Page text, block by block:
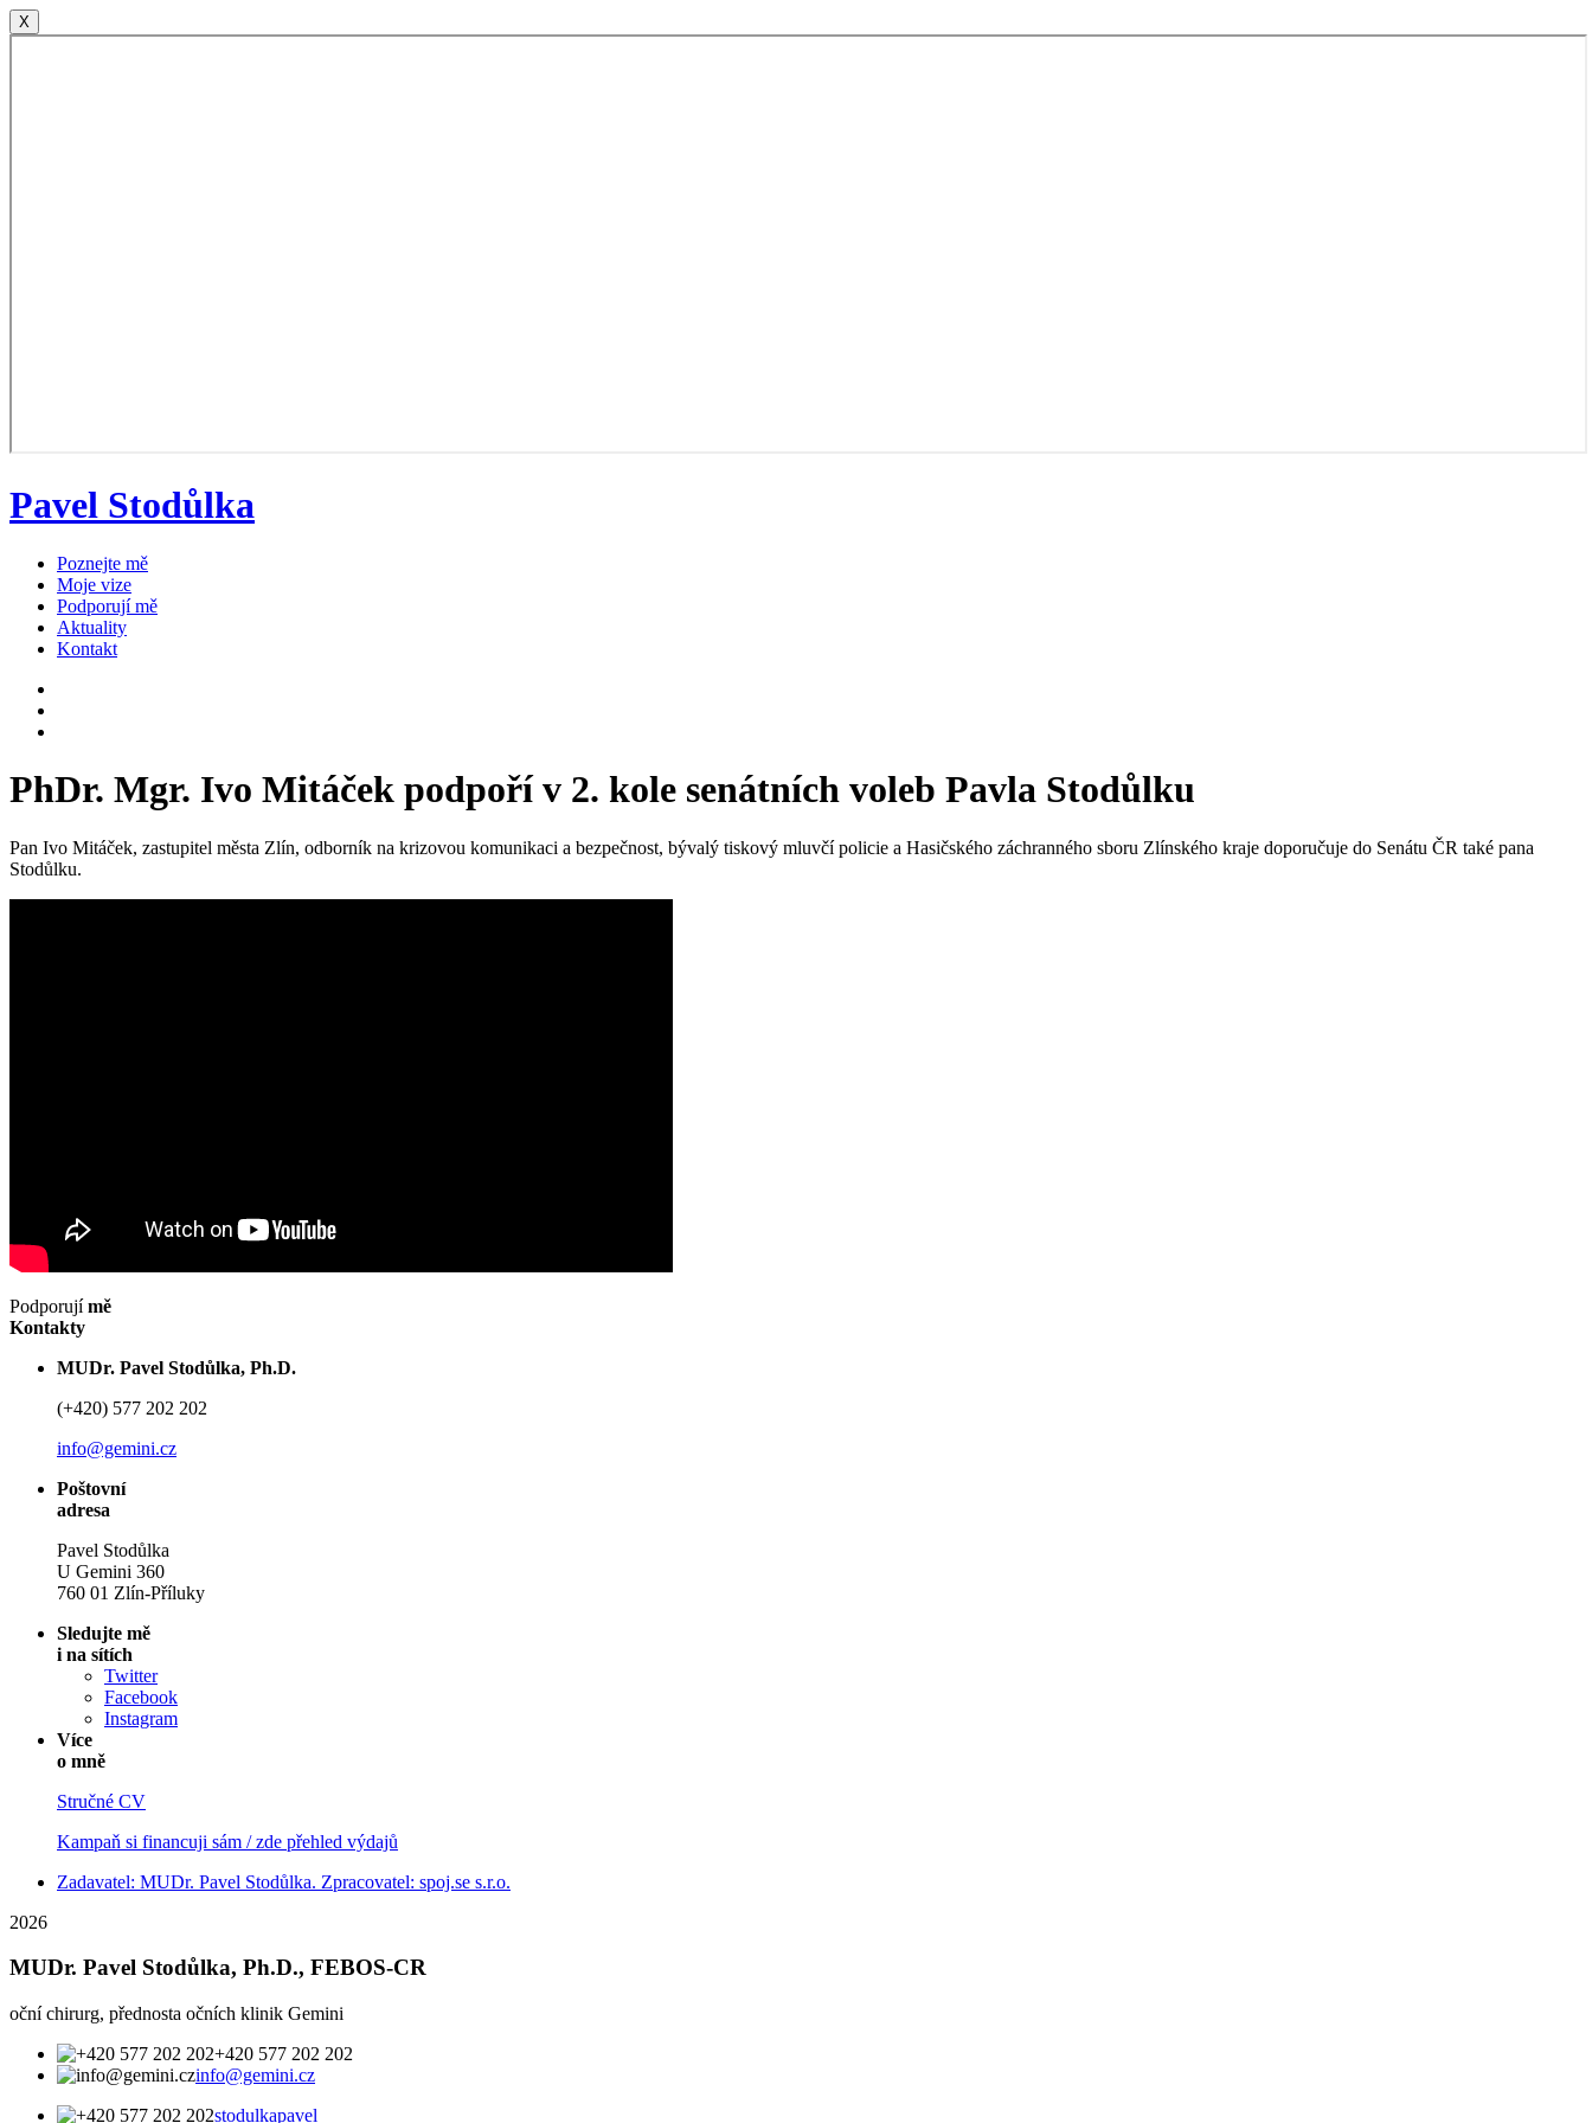
X
Pavel Stodůlka
Poznejte mě
Moje vize
Podporují mě
Aktuality
Kontakt
PhDr. Mgr. Ivo Mitáček podpoří v 2. kole senátních voleb Pavla Stodůlku
Pan Ivo Mitáček, zastupitel města Zlín, odborník na krizovou komunikaci a bezpečnost, bývalý tiskový mluvčí policie a Hasičského záchranného sboru Zlínského kraje doporučuje do Senátu ČR také pana
Stodůlku.
Podporujímě
Kontakty
MUDr. Pavel Stodůlka, Ph.D.
(+420) 577 202 202
info@gemini.cz
Poštovní
adresa
Pavel Stodůlka
U Gemini 360
760 01 Zlín-Příluky
Sledujte mě
i na sítích
Twitter
Facebook
Instagram
Více
o mně
Stručné CV
Kampaň si financuji sám / zde přehled výdajů
Zadavatel: MUDr. Pavel Stodůlka. Zpracovatel: spoj.se s.r.o.
2026
MUDr. Pavel Stodůlka, Ph.D., FEBOS-CR
oční chirurg, přednosta očních klinik Gemini
+420 577 202 202
info@gemini.cz
stodulkapavel